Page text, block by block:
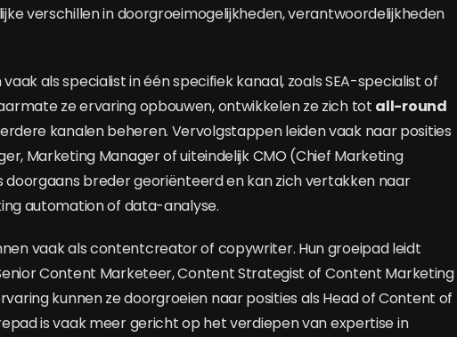
verschillen in doorgroeimogelijkheden, verantwoordelijkheden
als specialist in één specifiek kanaal, zoals SEA-specialist of
ze ervaring opbouwen, ontwikkelen ze zich tot all-round
kanalen beheren. Vervolgstappen leiden vaak naar posities
Marketing Manager of uiteindelijk CMO (Chief Marketing
doorgaans breder georiënteerd en kan zich vertakken naar
automation of data-analyse.
vaak als contentcreator of copywriter. Hun groeipad leidt
Content Marketeer, Content Strategist of Content Marketing
kunnen ze doorgroeien naar posities als Head of Content of
is vaak meer gericht op het verdiepen van expertise in